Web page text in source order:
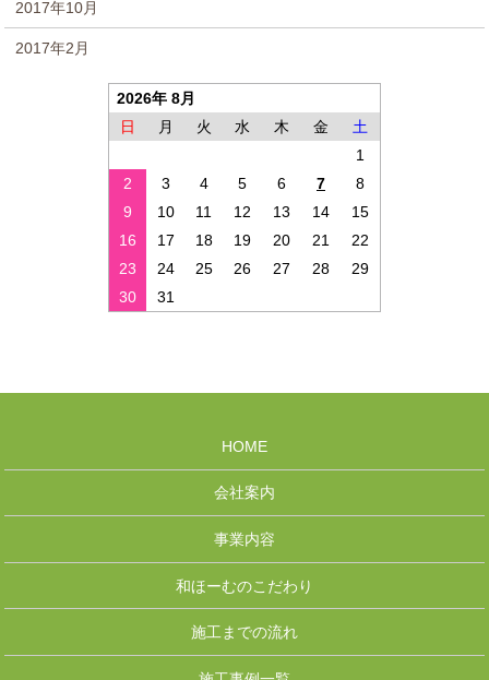
2017年10月
2017年2月
2026年 8月
日
月 火 水 木 金
土
1
2
3 4 5 6 7
8
9
10 11 12 13 14
15
16
17 18 19 20 21
22
23
24 25 26 27 28
29
30
31
HOME
会社案内
事業内容
和ほーむのこだわり
施工までの流れ